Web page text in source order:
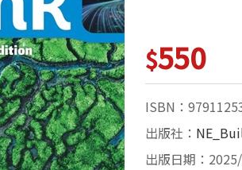
$550
ISBN：
出版社：
出版日期：